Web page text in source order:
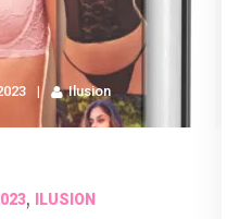
Ilusion
, ILUSION